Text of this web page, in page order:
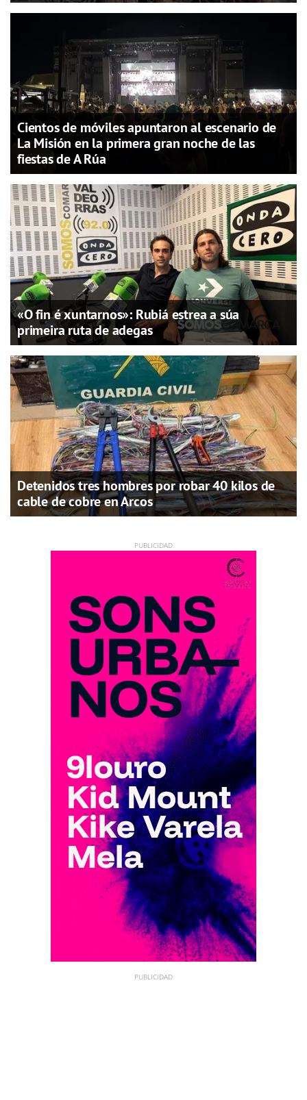
Cientos de móviles apuntaron al escenario de
La Misión en la primera gran noche de las
fiestas de A Rúa
«O fin é xuntarnos»: Rubiá estrea a súa
primeira ruta de adegas
Detenidos tres hombres por robar 40 kilos de
cable de cobre en Arcos